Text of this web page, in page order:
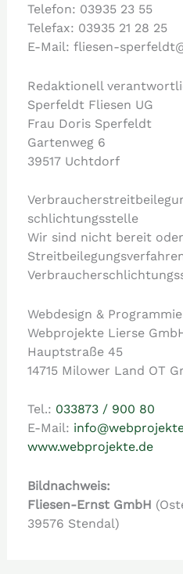
Telefon: 03935 23 55
Telefax: 03935 21 28 25
E-Mail: fliesen-
Redaktionell
Sperfeldt Fliesen UG
Frau Doris Sperfeldt
Gartenweg 6
39517 Uchtdorf
schlichtungs­stelle
Wir sind nicht bereit
Webdesign &
Webprojekte Lierse
Hauptstraße 45
14715 Milower Land OT
Tel.: 033873 / 900 80
E-Mail:
www.webprojekte.de
Bildnachweis:
Fliesen-Ernst GmbH
39576 Stendal)